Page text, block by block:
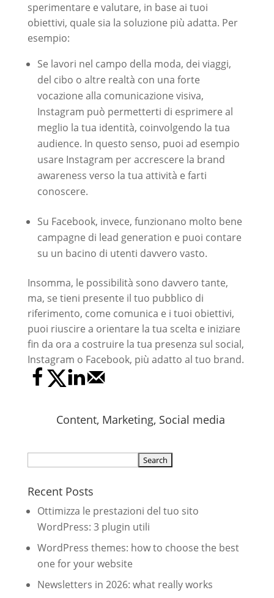
sperimentare e valutare, in base ai tuoi
obiettivi, quale sia la soluzione più adatta. Per
esempio:
Se lavori nel campo della moda, dei viaggi,
del cibo o altre realtà con una forte
vocazione alla comunicazione visiva,
Instagram può permetterti di esprimere al
meglio la tua identità, coinvolgendo la tua
audience. In questo senso, puoi ad esempio
usare Instagram per accrescere la brand
awareness verso la tua attività e farti
conoscere.
Su Facebook, invece, funzionano molto bene
campagne di lead generation e puoi contare
su un bacino di utenti davvero vasto.
Insomma, le possibilità sono davvero tante,
ma, se tieni presente il tuo pubblico di
riferimento, come comunica e i tuoi obiettivi,
puoi riuscire a orientare la tua scelta e iniziare
fin da ora a costruire la tua presenza sul social,
Instagram o Facebook, più adatto al tuo brand.
Content, Marketing, Social media
Recent Posts
Ottimizza le prestazioni del tuo sito
WordPress: 3 plugin utili
WordPress themes: how to choose the best
one for your website
Newsletters in 2026: what really works